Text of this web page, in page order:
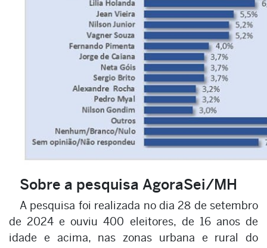
Sobre a pesquisa AgoraSei/MH
A pesquisa foi realizada no dia 28 de setembro
de 2024 e ouviu 400 eleitores, de 16 anos de
idade e acima, nas zonas urbana e rural do